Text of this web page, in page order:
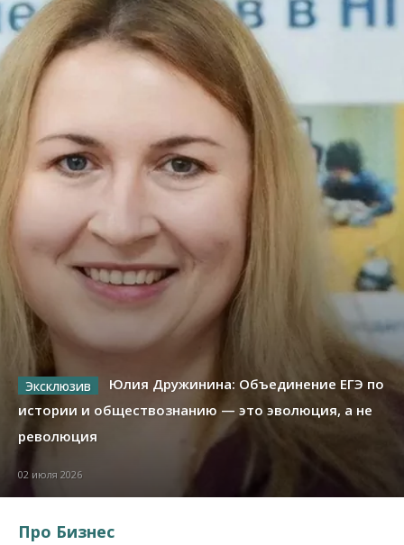
Юлия Дружинина: Объединение ЕГЭ по
истории и обществознанию — это эволюция, а не
революция
02 июля 2026
Про Бизнес